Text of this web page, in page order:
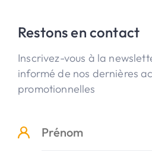
Restons en contact
Inscrivez-vous à la
informé de nos dernières
promotionnelles